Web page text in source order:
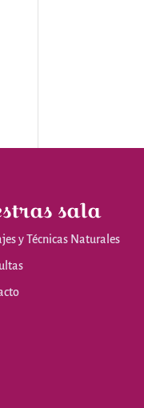
sala
y Técnicas Naturales